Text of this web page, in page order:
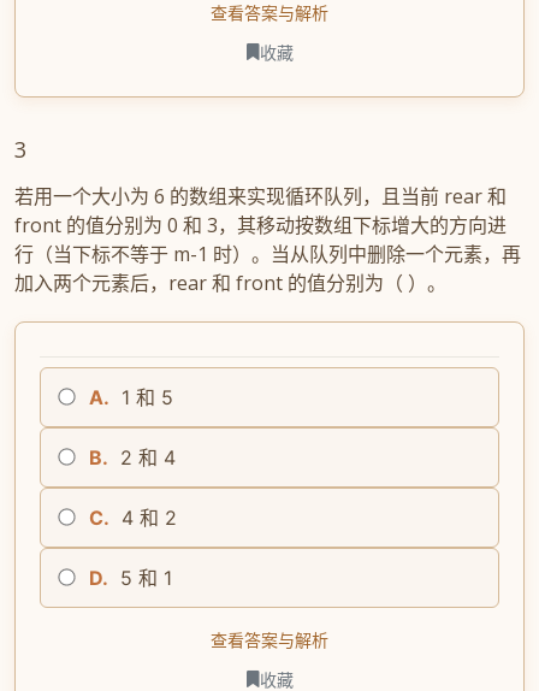
查看答案与解析
收藏
3
若用一个大小为 6 的数组来实现循环队列，且当前 rear 和
front 的值分别为 0 和 3，其移动按数组下标增大的方向进
行（当下标不等于 m-1 时）。当从队列中删除一个元素，再
加入两个元素后，rear 和 front 的值分别为（ ）。
A. 1 和 5
B. 2 和 4
C. 4 和 2
D. 5 和 1
查看答案与解析
收藏